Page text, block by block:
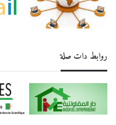
روابط دات صلة